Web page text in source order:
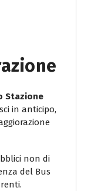
Stazione
in anticipo,
non di
del Bus